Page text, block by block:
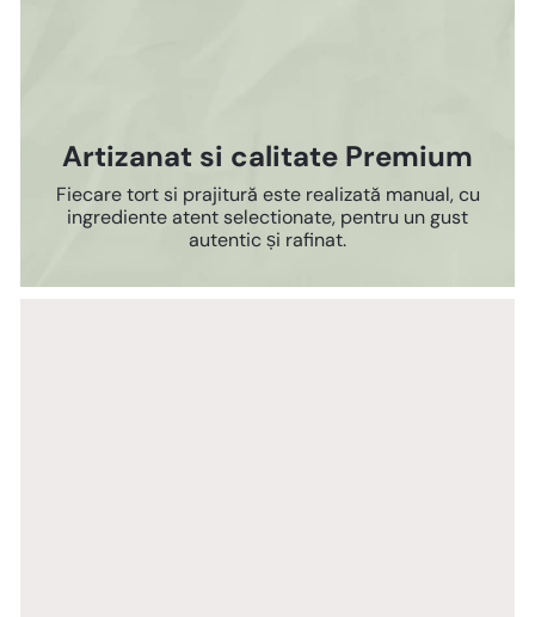
Artizanat si calitate Premium
Fiecare tort si prajitură este realizată manual, cu
ingrediente atent selectionate, pentru un gust
autentic și rafinat.